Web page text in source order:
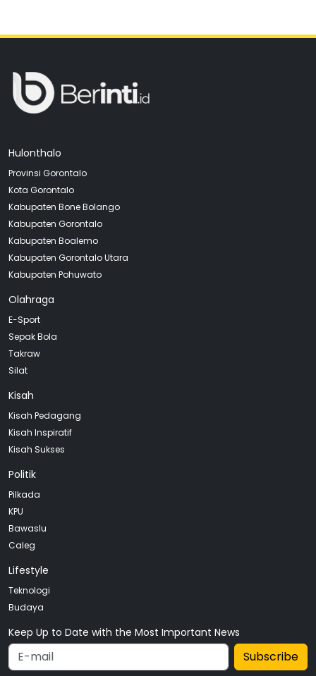
Hulonthalo
Provinsi Gorontalo
Kota Gorontalo
Kabupaten Bone Bolango
Kabupaten Gorontalo
Kabupaten Boalemo
Kabupaten Gorontalo Utara
Kabupaten Pohuwato
Olahraga
E-Sport
Sepak Bola
Takraw
Silat
Kisah
Kisah Pedagang
Kisah Inspiratif
Kisah Sukses
Politik
Pilkada
KPU
Bawaslu
Caleg
Lifestyle
Teknologi
Budaya
Keep Up to Date with the Most Important News
Subscribe